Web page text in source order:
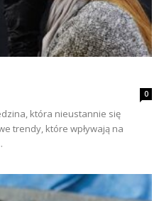
0
która nieustannie się
trendy, które wpływają na